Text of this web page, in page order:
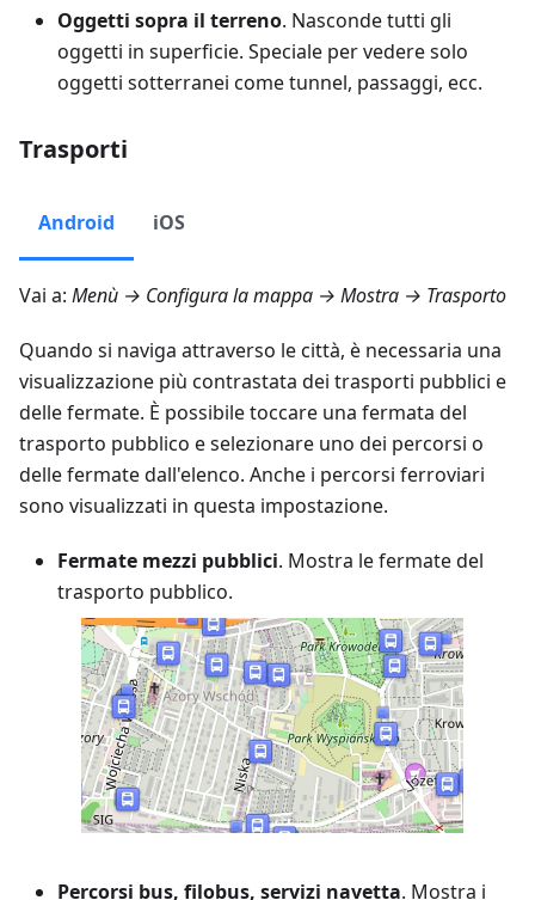
Oggetti sopra il terreno. Nasconde tutti gli
oggetti in superficie. Speciale per vedere solo
oggetti sotterranei come tunnel, passaggi, ecc.
Trasporti
Android iOS
Vai a: Menù → Configura la mappa → Mostra → Trasporto
Quando si naviga attraverso le città, è necessaria una
visualizzazione più contrastata dei trasporti pubblici e
delle fermate. È possibile toccare una fermata del
trasporto pubblico e selezionare uno dei percorsi o
delle fermate dall'elenco. Anche i percorsi ferroviari
sono visualizzati in questa impostazione.
Fermate mezzi pubblici. Mostra le fermate del
trasporto pubblico.
Percorsi bus, filobus, servizi navetta. Mostra i